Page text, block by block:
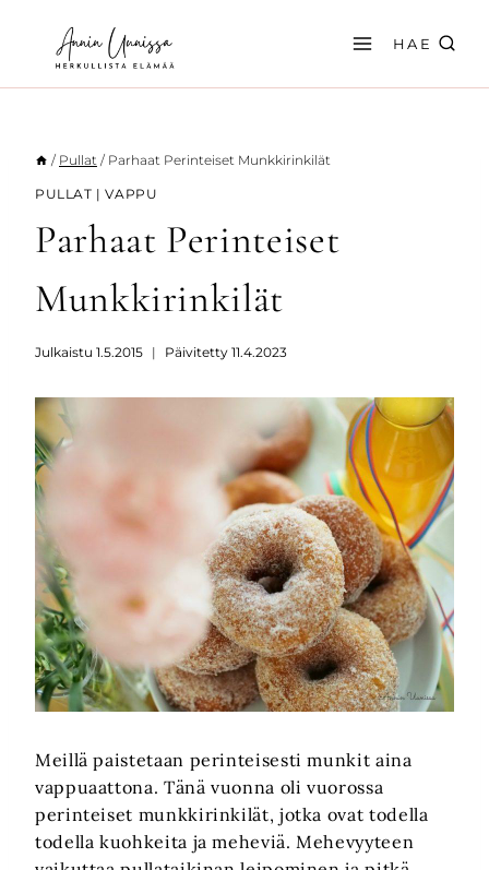
sisältöön
HAE
/ Pullat / Parhaat Perinteiset Munkkirinkilät
PULLAT |VAPPU
Parhaat Perinteiset
Munkkirinkilät
Julkaistu 1.5.2015 Päivitetty 11.4.2023
Meillä paistetaan perinteisesti munkit aina
vappuaattona. Tänä vuonna oli vuorossa
perinteiset munkkirinkilät, jotka ovat todella
todella kuohkeita ja meheviä. Mehevyyteen